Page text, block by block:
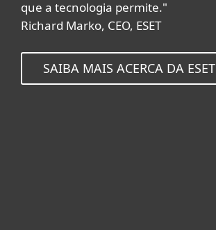
que a tecnologia permite."
Richard Marko, CEO, ESET
SAIBA MAIS ACERCA DA ESET